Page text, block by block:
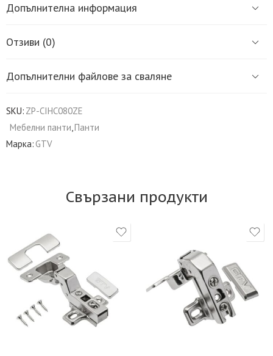
Допълнителна информация
Отзиви (0)
Допълнителни файлове за сваляне
SKU: ZP-CIHC080ZE
Мебелни панти,Панти
Марка:GTV
Свързани продукти